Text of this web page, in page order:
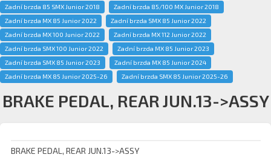
Zadní brzda 85 SMX Junior 2018
Zadní brzda 85/100 MX Junior 2018
Zadní brzda MX 85 Junior 2022
Zadní brzda SMX 85 Junior 2022
Zadní brzda MX 100 Junior 2022
Zadní brzda MX 112 Junior 2022
Zadní brzda SMX 100 Junior 2022
Zadní brzda MX 85 Junior 2023
Zadní brzda SMX 85 Junior 2023
Zadní brzda MX 85 Junior 2024
Zadní brzda MX 85 Junior 2025-26
Zadní brzda SMX 85 Junior 2025-26
BRAKE PEDAL, REAR JUN.13->ASSY
BRAKE PEDAL, REAR JUN.13->ASSY